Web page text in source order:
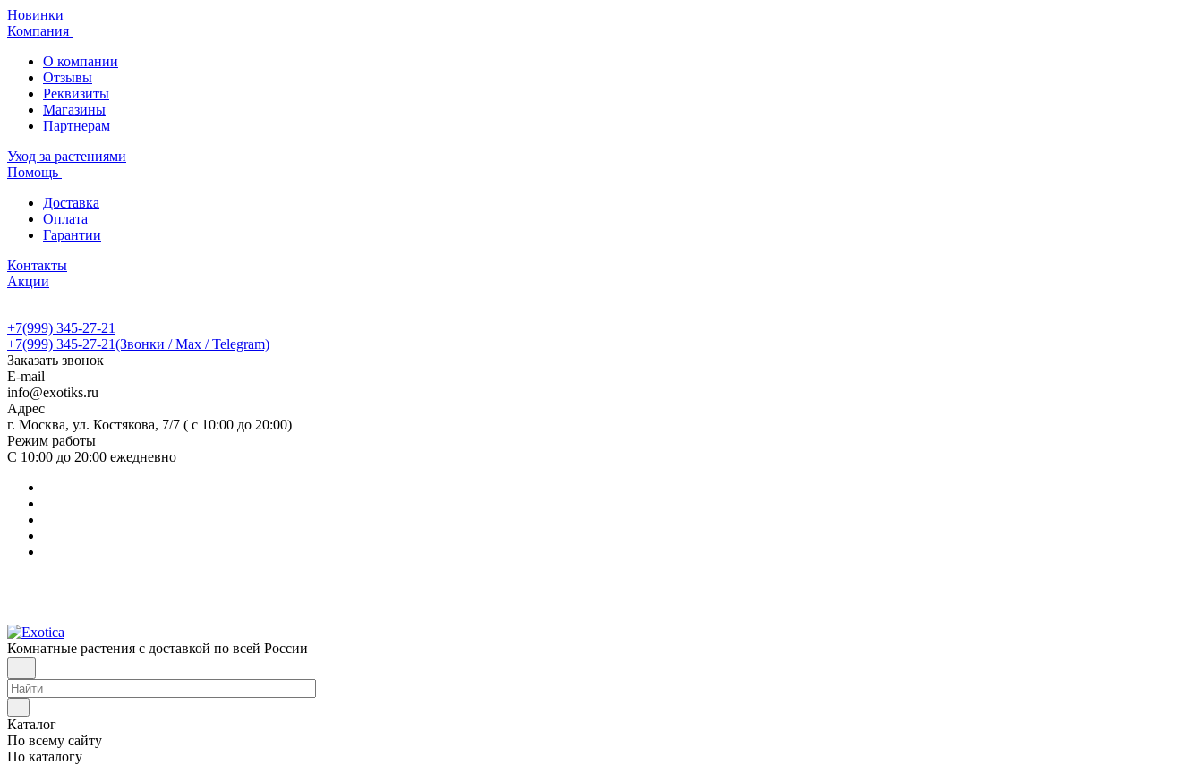
Новинки
Компания
О компании
Отзывы
Реквизиты
Магазины
Партнерам
Уход за растениями
Помощь
Доставка
Оплата
Гарантии
Контакты
Акции
+7(999) 345-27-21
+7(999) 345-27-21(Звонки / Max / Telegram)
Заказать звонок
E-mail
info@exotiks.ru
Адрес
г. Москва, ул. Костякова, 7/7 ( с 10:00 до 20:00)
Режим работы
С 10:00 до 20:00 ежедневно
Комнатные растения с доставкой по всей России
Каталог
По всему сайту
По каталогу